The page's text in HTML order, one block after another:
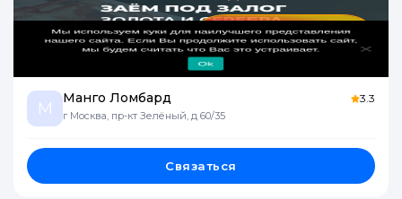
М
Манго Ломбард
г Москва, пр-кт Зелёный, д 60/35
3.3
Связаться